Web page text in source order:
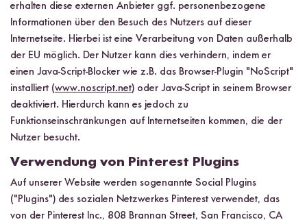
erhalten diese externen Anbieter ggf. personenbezogene
Informationen über den Besuch des Nutzers auf dieser
Internetseite. Hierbei ist eine Verarbeitung von Daten außerhalb
der EU möglich. Der Nutzer kann dies verhindern, indem er
einen Java-Script-Blocker wie z.B. das Browser-Plugin "NoScript"
installiert (www.noscript.net) oder Java-Script in seinem Browser
deaktiviert. Hierdurch kann es jedoch zu
Funktionseinschränkungen auf Internetseiten kommen, die der
Nutzer besucht.
Verwendung von Pinterest Plugins
Auf unserer Website werden sogenannte Social Plugins
("Plugins") des sozialen Netzwerkes Pinterest verwendet, das
von der Pinterest Inc., 808 Brannan Street, San Francisco, CA